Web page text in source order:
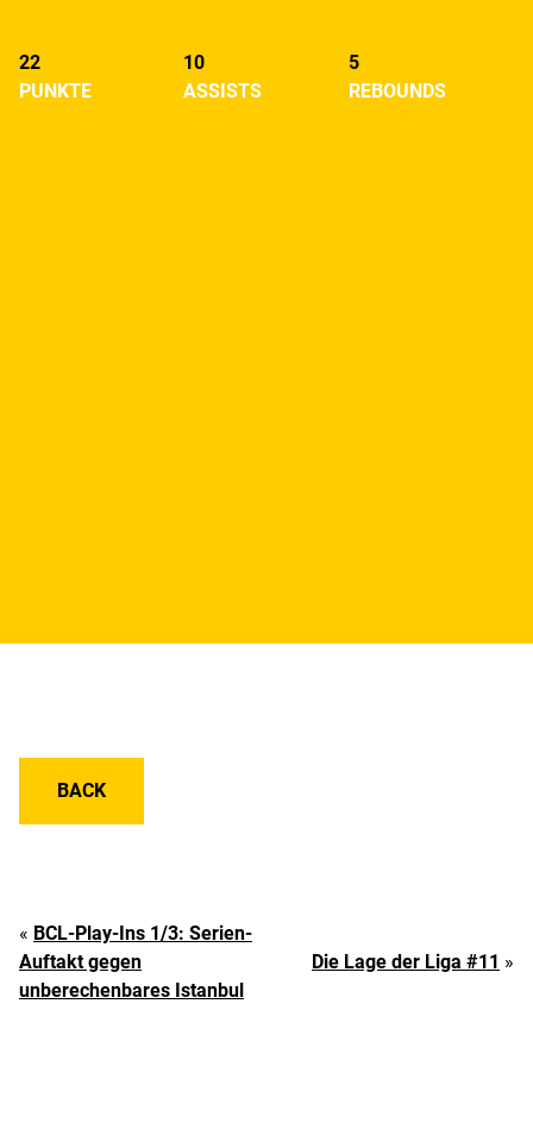
22
PUNKTE
10
ASSISTS
5
REBOUNDS
BACK
« BCL-Play-Ins 1/3: Serien-
Auftakt gegen
unberechenbares Istanbul
Die Lage der Liga #11 »